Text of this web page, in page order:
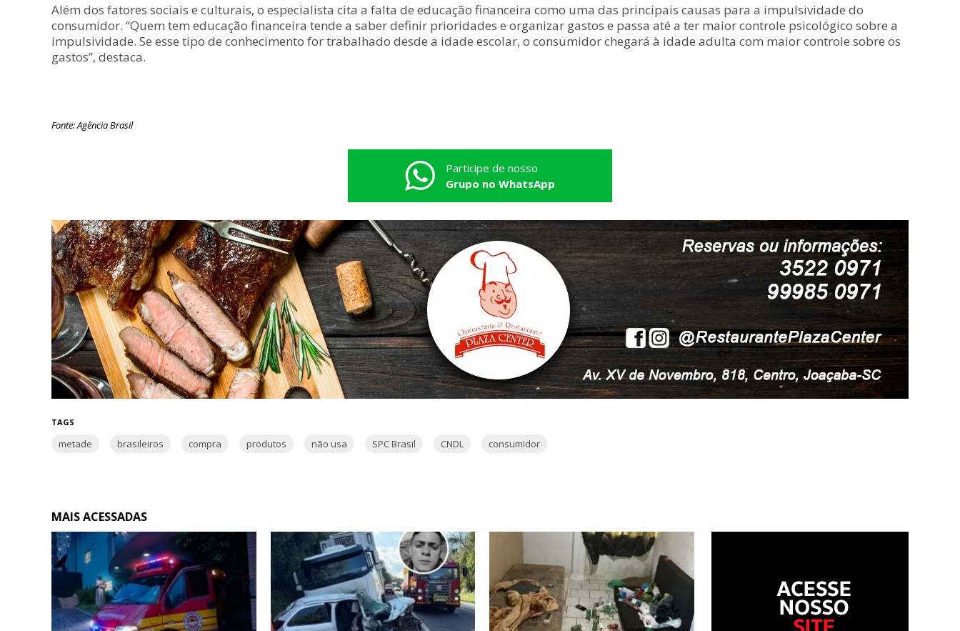
Além dos fatores sociais e culturais, o especialista cita a falta de educação financeira como uma das principais causas para a impulsividade do
consumidor. “Quem tem educação financeira tende a saber definir prioridades e organizar gastos e passa até a ter maior controle psicológico sobre a
impulsividade. Se esse tipo de conhecimento for trabalhado desde a idade escolar, o consumidor chegará à idade adulta com maior controle sobre os
gastos”, destaca.
Fonte: Agência Brasil
Participe de nosso
Grupo no WhatsApp
TAGS
metade brasileiros compra produtos não usa SPC Brasil CNDL consumidor
MAIS ACESSADAS